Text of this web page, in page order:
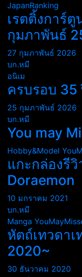
JapanRanking
เรตติ้งการ์
กุมภาพันธ์
27 กุมภาพันธ์ 2026
บก.หมี
อนิเม
ครบรอบ 35
25 กุมภาพันธ์ 2026
บก.หมี
You may
Hobby&Model
แกะกล่องรี
Doraemon
10 มกราคม 2021
บก.หมี
Manga
หัตถ์เทวดา
2020~
30 ธันวาคม 2020